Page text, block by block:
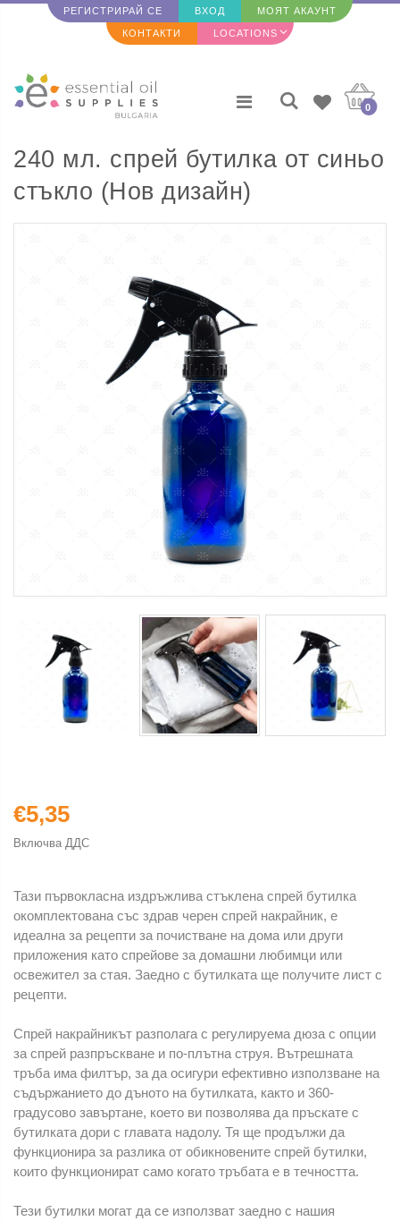
РЕГИСТРИРАЙ СЕ ВХОД МОЯТ АКАУНТ
КОНТАКТИ LOCATIONS
0
240 мл. спрей бутилка от синьо
стъкло (Нов дизайн)
€5,35
Включва ДДС
Тази първокласна издръжлива стъклена спрей бутилка
окомплектована със здрав черен спрей накрайник, е
идеална за рецепти за почистване на дома или други
приложения като спрейове за домашни любимци или
освежител за стая. Заедно с бутилката ще получите лист с
рецепти.
Спрей накрайникът разполага с регулируема дюза с опции
за спрей разпръскване и по-плътна струя. Вътрешната
тръба има филтър, за да осигури ефективно използване на
съдържанието до дъното на бутилката, както и 360-
градусово завъртане, което ви позволява да пръскате с
бутилката дори с главата надолу. Тя ще продължи да
функционира за разлика от обикновените спрей бутилки,
които функционират само когато тръбата е в течността.
Тези бутилки могат да се използват заедно с нашия